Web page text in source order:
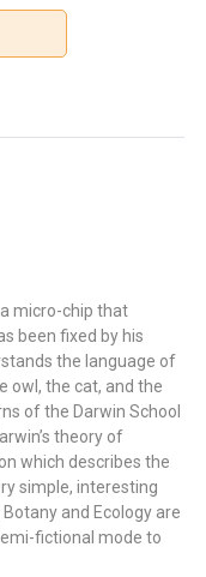
micro-chip that
been fixed by his
the language of
owl, the cat, and the
of the Darwin School
theory of
which describes the
simple, interesting
and Ecology are
fictional mode to